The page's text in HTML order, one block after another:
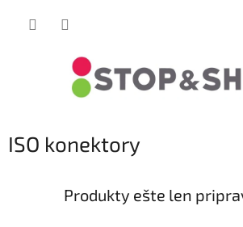
ISO konektory
Produkty ešte len